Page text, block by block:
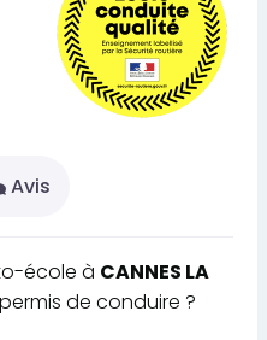
Avis
école à CANNES LA
de conduire ?